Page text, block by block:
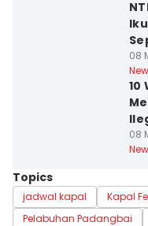
08
10
08
Topics
jadwal kapal Kapal
Pelabuhan Padangbai